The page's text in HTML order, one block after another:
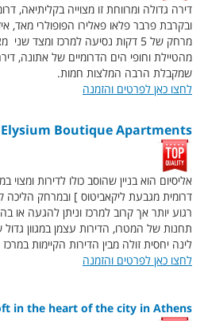
דירה גדולה ומרווחת זו מצוייה בקליתיאה,
ובקרבת פרבר פלאו פאלירו הפופולרי מאד,
מרחק של 5 דקות נסיעה למרכז ומצד
מהטיילת וחופי הים הדרומיים של אתונה,
שמקבלת הרבה המלצות חמות.
לחצו כאן לפרטים והזמנה
Elysium Boutique Apartments
אליסיום הוא בניין שהוסב כולו לדירות
דרומית מגבעת ליקאביטוס ] ובמרחק הליכה
תחנות של המטרו, הדירות עצמן במגוון
לינה יחסית זולה מבין הדירות הקיימות
לחצו כאן לפרטים והזמנה
in the heart of the city in Athens